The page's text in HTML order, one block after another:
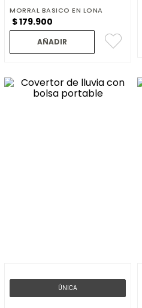
MORRAL BASICO EN LONA
$179.900
AÑADIR
ÚNICA